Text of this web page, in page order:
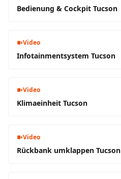
Bedienung & Cockpit Tucson
Video
Infotainmentsystem Tucson
Video
Klimaeinheit Tucson
Video
Rückbank umklappen Tucson